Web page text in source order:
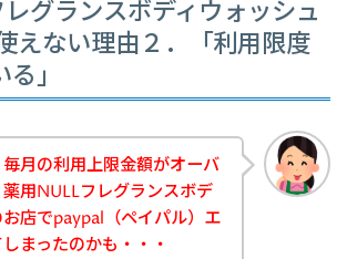
グランスボディウォッシュ
えない理由２．「利用限度
」
月の利用上限金額がオーバ
用NULLフレグランスボデ
店でpaypal（ペイパル）エ
まったのかも・・・